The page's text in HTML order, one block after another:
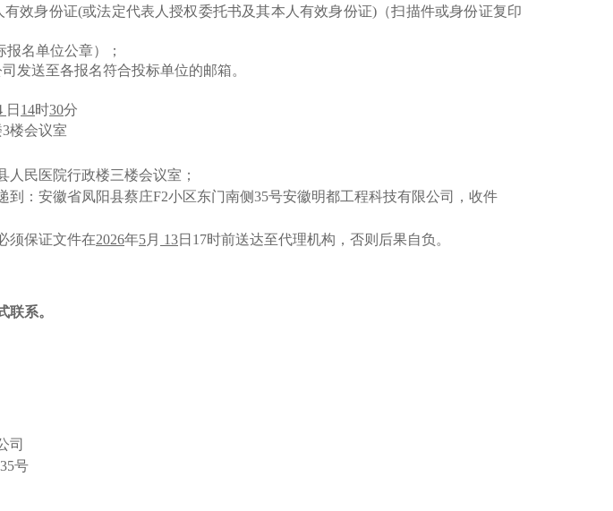
效身份证(或法定代表人授权委托书及其本人有效身份证)（扫描件或身份证复印
名单位公章）；
发送至各报名符合投标单位的邮箱。
日 14时30分
3楼会议室
民医院行政楼三楼会议室；
到：安徽省凤阳县蔡庄F2小区东门南侧35号安徽明都工程科技有限公司，收件
须保证文件在2026年5月 13日 17时前送达至代理机构，否则后果自负。
联系。
司
号